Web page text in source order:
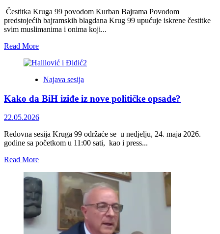
Čestitka Kruga 99 povodom Kurban Bajrama Povodom
predstojećih bajramskih blagdana Krug 99 upućuje iskrene čestitke
svim muslimanima i onima koji...
Read MoreRead
about
Neka
znanja,
i
obasja
najodgovornije
Najava sesija
Kako da BiH iziđe iz nove političke opsade?
22.05.2026
Redovna sesija Kruga 99 održaće se u nedjelju, 24. maja 2026.
godine sa početkom u 11:00 sati, kao i press...
Read MoreRead
about
da
BiH
iziđe